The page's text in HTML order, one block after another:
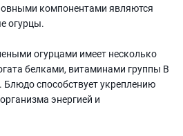
компонентами являются
огурцы.
огурцами имеет несколько
белками, витаминами группы В
способствует укреплению
энергией и